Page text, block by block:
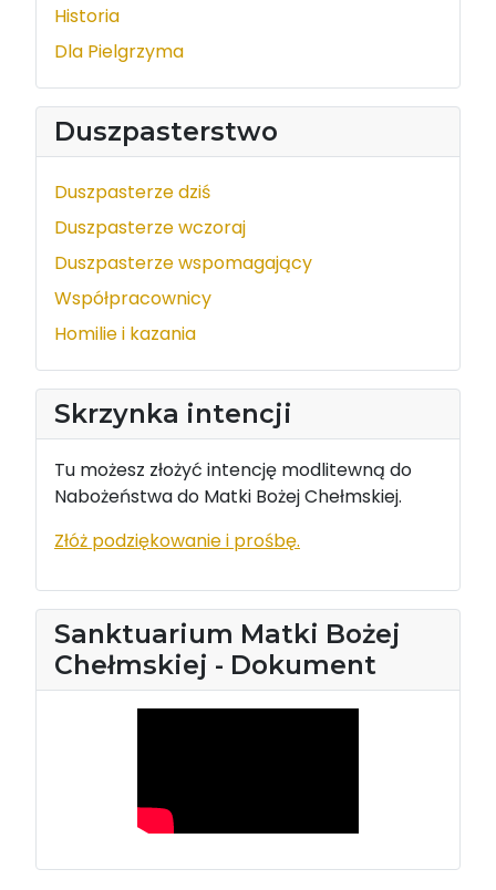
Historia
Dla Pielgrzyma
Duszpasterstwo
Duszpasterze dziś
Duszpasterze wczoraj
Duszpasterze wspomagający
Współpracownicy
Homilie i kazania
Skrzynka intencji
Tu możesz złożyć intencję modlitewną do
Nabożeństwa do Matki Bożej Chełmskiej.
Złóż podziękowanie i prośbę.
Sanktuarium Matki Bożej
Chełmskiej - Dokument